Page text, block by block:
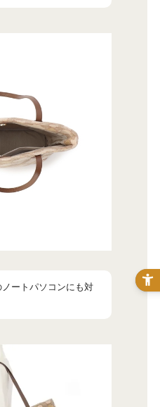
ートパソコンにも対